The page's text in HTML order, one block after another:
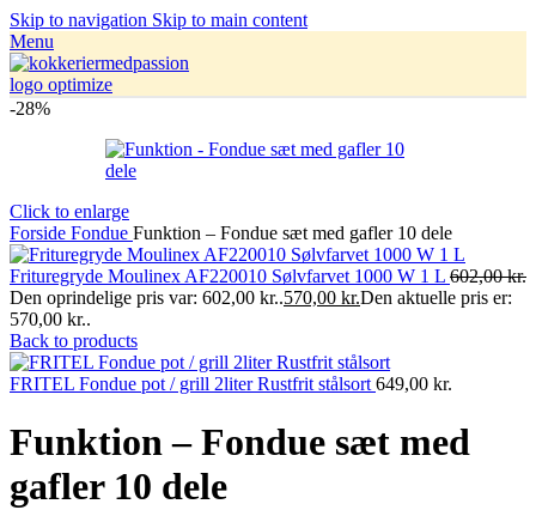
Skip to navigation Skip to main content
Menu
-28%
Click to enlarge
Forside Fondue Funktion – Fondue sæt med gafler 10 dele
Frituregryde Moulinex AF220010 Sølvfarvet 1000 W 1 L 602,00kr.
Den oprindelige pris var: 602,00 kr..570,00 kr.Den aktuelle pris er:
570,00 kr..
Back to products
FRITEL Fondue pot / grill 2liter Rustfrit stålsort 649,00 kr.
Funktion – Fondue sæt med
gafler 10 dele